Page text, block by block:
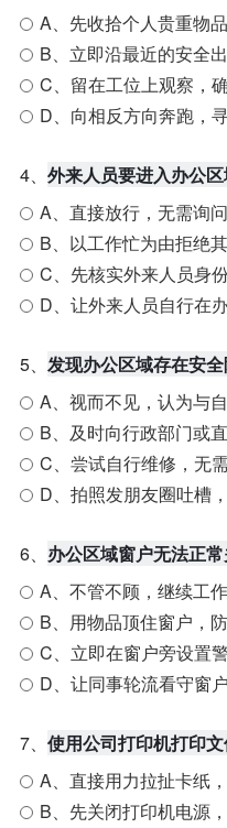
A、先收拾个人贵重物
B、立即沿最近的安全
C、留在工位上观察，
D、向相反方向奔跑，
4、 外来人员要进入办公
A、直接放行，无需询问
B、以工作忙为由拒绝
C、先核实外来人员身
D、让外来人员自行在
5、 发现办公区域存在安
A、视而不见，认为与
B、及时向行政部门或
C、尝试自行维修，无
D、拍照发朋友圈吐槽
6、 办公区域窗户无法正
A、不管不顾，继续工作
B、用物品顶住窗户，
C、立即在窗户旁设置
D、让同事轮流看守窗
7、 使用公司打印机打印
A、直接用力拉扯卡纸
B、先关闭打印机电源